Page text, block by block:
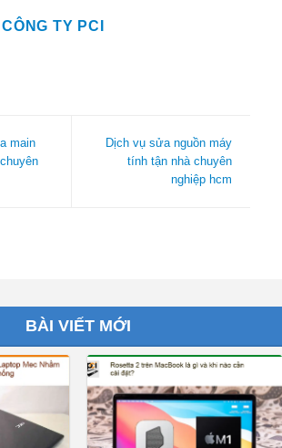
CÔNG TY PCI
main
Dịch vụ sửa nguồn máy
tính tận nhà chuyên
nghiệp hcm
BÀI VIẾT MỚI